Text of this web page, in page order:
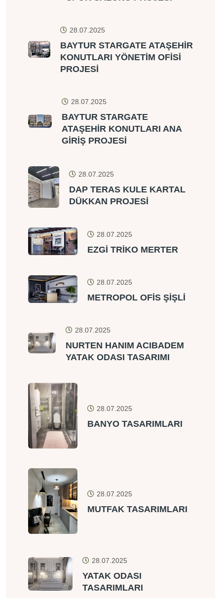
28.07.2025
BAYTUR STARGATE ATAŞEHİR
KONUTLARI YÖNETİM OFİSİ
PROJESİ
28.07.2025
BAYTUR STARGATE
ATAŞEHİR KONUTLARI ANA
GİRİŞ PROJESİ
28.07.2025
DAP TERAS KULE KARTAL
DÜKKAN PROJESİ
28.07.2025
EZGİ TRİKO MERTER
28.07.2025
METROPOL OFİS ŞİŞLİ
28.07.2025
NURTEN HANIM ACIBADEM
YATAK ODASI TASARIMI
28.07.2025
BANYO TASARIMLARI
28.07.2025
MUTFAK TASARIMLARI
28.07.2025
YATAK ODASI
TASARIMLARI